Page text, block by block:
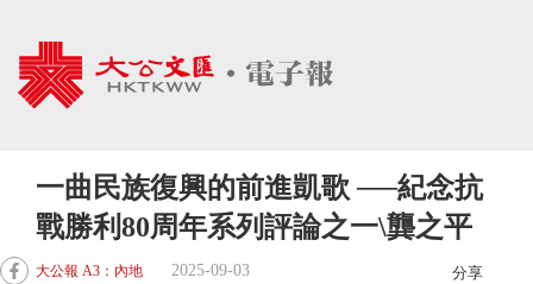
一曲民族復興的前進凱歌 ──紀念抗
戰勝利80周年系列評論之一\龔之平
大公報 A3：內地 2025-09-03 分享